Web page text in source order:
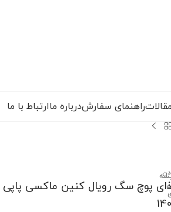
مقالاتراهنمای سفارشدرباره ماارتباط با ما